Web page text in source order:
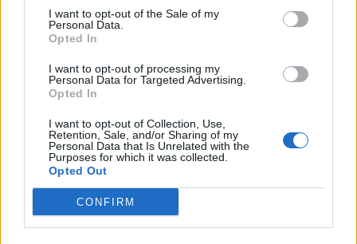
I want to opt-out of the Sale of my
Personal Data.
Opted In
I want to opt-out of processing my
Personal Data for Targeted Advertising.
Opted In
I want to opt-out of Collection, Use,
Retention, Sale, and/or Sharing of my
Personal Data that Is Unrelated with the
Purposes for which it was collected.
Opted Out
CONFIRM
SMARTPHONE E NON SOLO: TECNOGAZZETTA
XIAOMI PRESENTA I NUOVI REDMI 17 SERIES,